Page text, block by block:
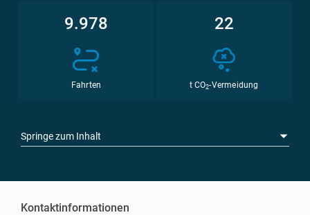
9.978
Fahrten
22
t CO2-Vermeidung
Springe zum Inhalt
Kontaktinformationen